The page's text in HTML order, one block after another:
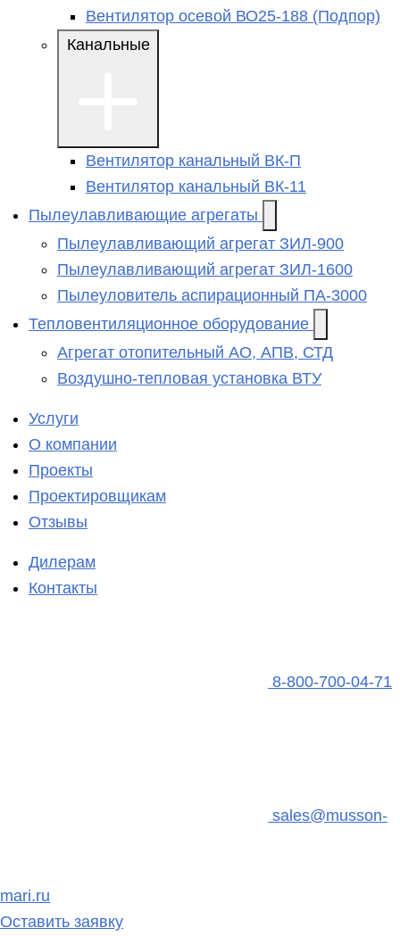
Вентилятор осевой ВО25-188 (Подпор)
Канальные
Вентилятор канальный ВК-П
Вентилятор канальный ВК-11
Пылеулавливающие агрегаты
Пылеулавливающий агрегат ЗИЛ-900
Пылеулавливающий агрегат ЗИЛ-1600
Пылеуловитель аспирационный ПА-3000
Тепловентиляционное оборудование
Агрегат отопительный АО, АПВ, СТД
Воздушно-тепловая установка ВТУ
Услуги
О компании
Проекты
Проектировщикам
Отзывы
Дилерам
Контакты
8-800-700-04-71
sales@musson-
mari.ru
Оставить заявку